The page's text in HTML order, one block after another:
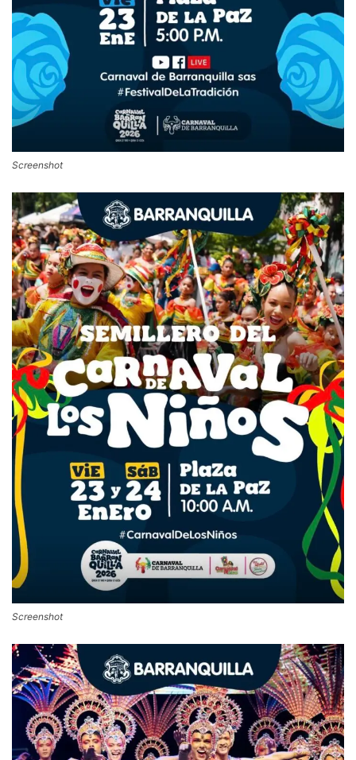
Screenshot
Screenshot